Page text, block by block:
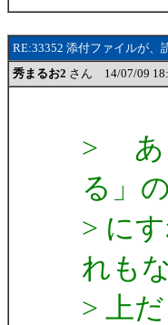
RE:33352 添付ファイルが、
秀まるお2 さん 14/07/09
> あ
る」
> に
れも
> 上